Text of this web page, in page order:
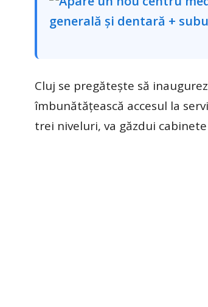
Cluj se pregătește să
îmbunătățească accesul la
trei niveluri, va găzdui